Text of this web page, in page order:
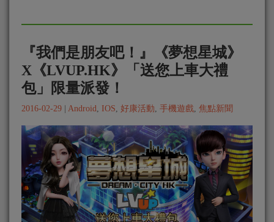
『我們是朋友吧！』《夢想星城》
X《LVUP.HK》「送您上車大禮
包」限量派發！
2016-02-29 Android, IOS, 好康活動, 手機遊戲, 焦點新聞